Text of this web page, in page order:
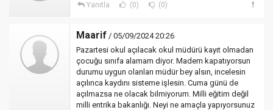
Yanıtla (0) (0)
Maarif / 05/09/2024 20:26
Pazartesi okul açılacak okul müdürü kayıt olmadan
çocuğu sınıfa alamam diyor. Madem kapatıyorsun
durumu uygun olanları müdür bey alsın, incelesin
açılınca kaydını sisteme işlesin. Cuma günü de
açılmazsa ne olacak bilmiyorum. Milli eğitim değil
milli entrika bakanlığı. Neyi ne amaçla yapıyorsunuz